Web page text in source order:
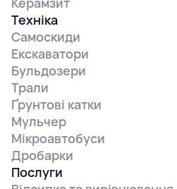
Техніка
Самоскиди
Екскаватори
Бульдозери
Трали
Ґрунтові катки
Мульчер
Мікроавтобуси
Дробарки
Послуги